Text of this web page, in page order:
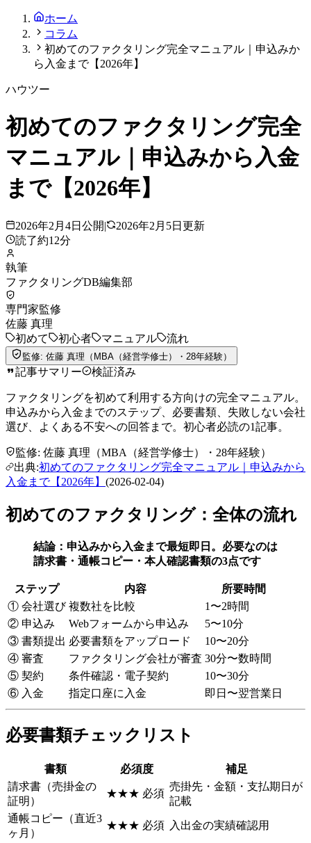
ホーム
コラム
初めてのファクタリング完全マニュアル｜申込みか
ら入金まで【2026年】
ハウツー
初めてのファクタリング完全
マニュアル｜申込みから入金
まで【2026年】
2026年2月4日 公開| 2026年2月5日 更新
読了約12分
執筆
ファクタリングDB編集部
専門家監修
佐藤 真理
初めて
初心者 マニュアル 流れ
監修: 佐藤 真理 （ MBA（経営学修士） ・28年経験）
記事サマリー 検証済み
ファクタリングを初めて利用する方向けの完全マニュアル。
申込みから入金までのステップ、必要書類、失敗しない会社
選び、よくある不安への回答まで。初心者必読の1記事。
監修: 佐藤 真理 （MBA（経営学修士） ・28年経験）
出典:初めてのファクタリング完全マニュアル｜申込みから
入金まで【2026年】 (2026-02-04)
初めてのファクタリング：全体の流れ
結論：申込みから入金まで最短即日。必要なのは
請求書・通帳コピー・本人確認書類の3点です
ステップ 内容
所要時間
① 会社選び 複数社を比較
1〜2時間
② 申込み
Webフォームから申込み
5〜10分
③ 書類提出 必要書類をアップロード
10〜20分
④ 審査
ファクタリング会社が審査 30分〜数時間
⑤ 契約
条件確認・電子契約
10〜30分
⑥ 入金
指定口座に入金 即日〜翌営業日
必要書類チェックリスト
書類 必須度
補足
請求書（売掛金の
証明）
★★★ 必須
売掛先・金額・支払期日が
記載
通帳コピー（直近3
ヶ月）
★★★ 必須 入出金の実績確認用